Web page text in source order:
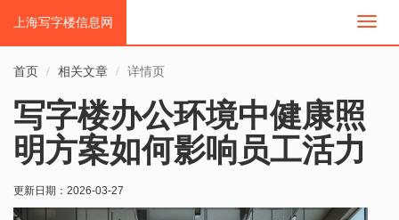
切
上海写字楼信息网
首页 相关文章 详情页
写字楼办公环境中健康照
明方案如何影响员工活力
更新日期： 2026-03-27